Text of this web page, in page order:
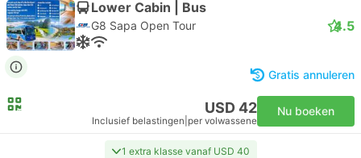
Lower Cabin | Bus
G8 Sapa Open Tour 4.5
Gratis annuleren
USD 42
Inclusief belastingen per volwassene
Nu boeken
1 extra klasse vanaf USD 40